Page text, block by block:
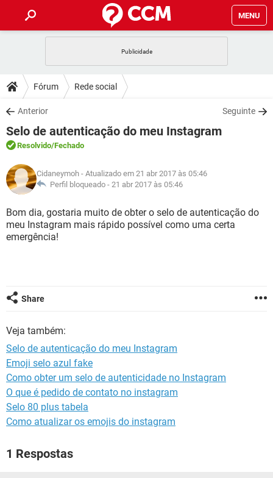
MENU
CELULAR
OUTLOOK
INSTAGRAM GMAIL
GUIA DE COMPRAS
DICAS
JOGOS
OUTLOOK
INSTAGRAM
GUIA DE COMPRAS
DOWNLOADS
JOGOS WHATSAPP
CELULAR
OUTLOOK EXCEL
INSTAGRAM
GUIA DE COMPRAS
FÓRUM
JOGOS
CELULAR FACEBOOK
INSTAGRAM GMAIL
GLOSSÁRIO
JOGOS
CELULAR FACEBOOK
OUTLOOK
Fórum Rede social
Anterior Seguinte
Selo de autenticação do meu Instagram
Resolvido/Fechado
Cidaneymoh - Atualizado em 21 abr 2017 às 05:46
Perfil bloqueado - 21 abr 2017 às 05:46
Bom dia, gostaria muito de obter o selo de autenticação do
meu Instagram mais rápido possível como uma certa
emergência!
Share
Veja também:
Selo de autenticação do meu Instagram
Emoji selo azul fake
Como obter um selo de autenticidade no Instagram
O que é pedido de contato no instagram
Selo 80 plus tabela
Como atualizar os emojis do instagram
1 Respostas